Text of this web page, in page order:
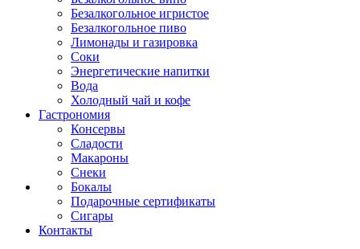
Безалкогольное игристое
Безалкогольное пиво
Лимонады и газировка
Соки
Энергетические напитки
Вода
Холодный чай и кофе
Гастрономия
Консервы
Сладости
Макароны
Снеки
Бокалы
Подарочные сертификаты
Сигары
Контакты